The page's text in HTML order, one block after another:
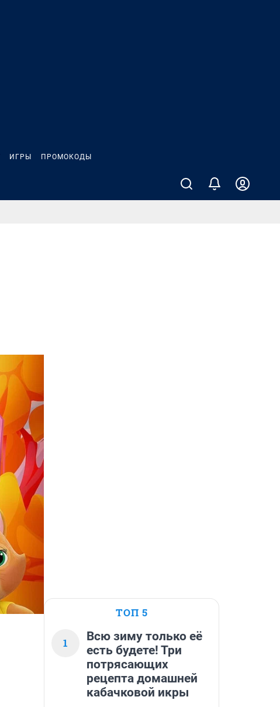
ИГРЫ ПРОМОКОДЫ
ТОП 5
1
Всю зиму только её
есть будете! Три
потрясающих
рецепта домашней
кабачковой икры